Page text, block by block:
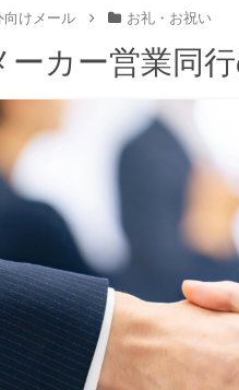
向けメール お礼・お祝い
ーカー営業同